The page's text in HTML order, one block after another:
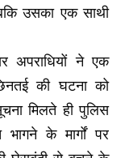
उसका एक साथी
अपराधियों ने एक
की घटना को
मिलते ही पुलिस
के मार्गों पर